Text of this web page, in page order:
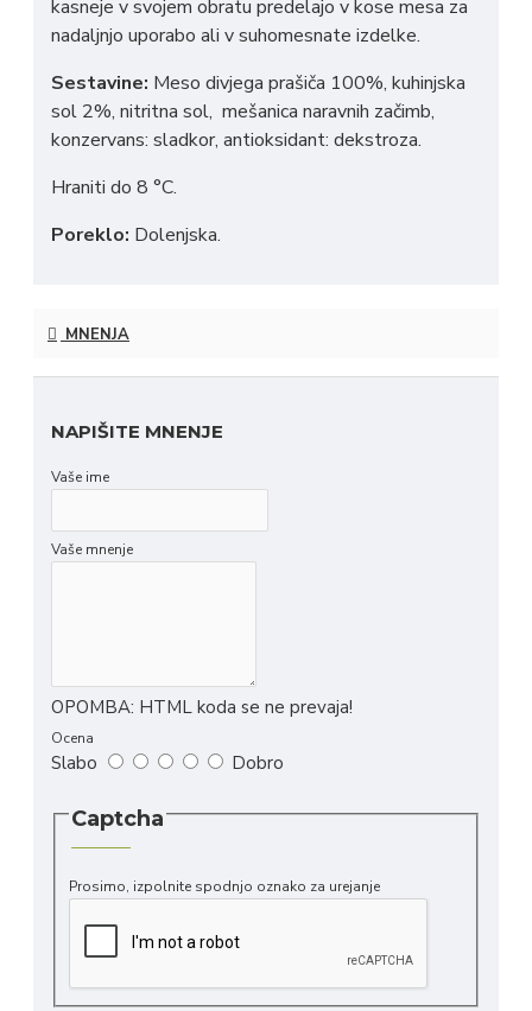
kasneje v svojem obratu predelajo v kose mesa za
nadaljnjo uporabo ali v suhomesnate izdelke.
Sestavine: Meso divjega prašiča 100%, kuhinjska
sol 2%, nitritna sol, mešanica naravnih začimb,
konzervans: sladkor, antioksidant: dekstroza.
Hraniti do 8 °C.
Poreklo: Dolenjska.
MNENJA
NAPIŠITE MNENJE
Vaše ime
Vaše mnenje
OPOMBA: HTML koda se ne prevaja!
Ocena
Slabo Dobro
Captcha
Prosimo, izpolnite spodnjo oznako za urejanje